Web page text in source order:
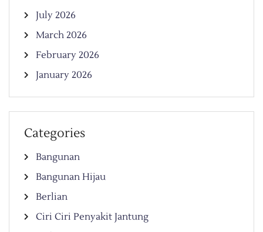
July 2026
March 2026
February 2026
January 2026
Categories
Bangunan
Bangunan Hijau
Berlian
Ciri Ciri Penyakit Jantung